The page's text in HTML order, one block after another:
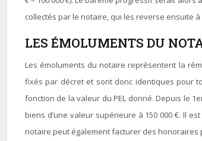
collectés par le notaire, qui les reverse ensuite à
LES ÉMOLUMENTS DU
Les émoluments du notaire représentent la
fixés par décret et sont donc identiques pour
fonction de la valeur du PEL donné. Depuis le
biens d’une valeur supérieure à 150 000 €. Il
notaire peut également facturer des